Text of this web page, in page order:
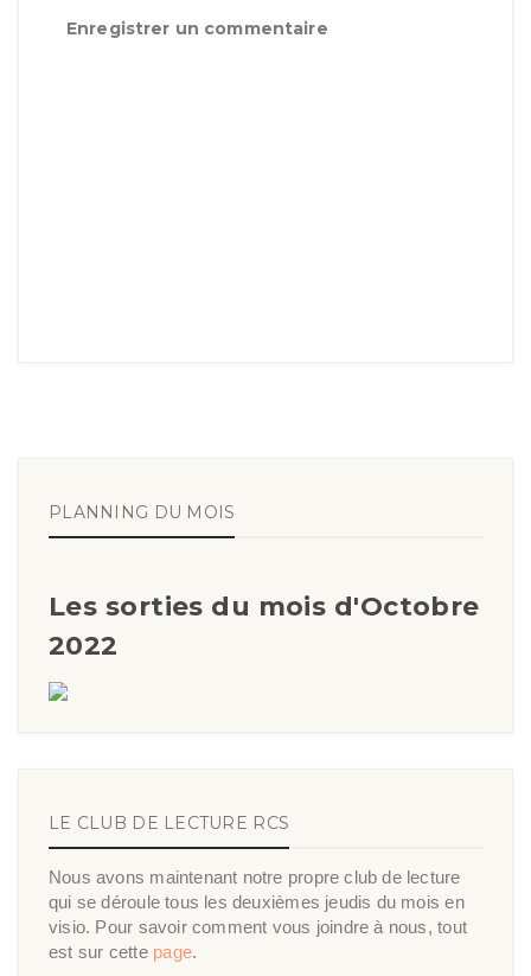
Enregistrer un commentaire
PLANNING DU MOIS
Les sorties du mois d'Octobre
2022
LE CLUB DE LECTURE RCS
Nous avons maintenant notre propre club de lecture
qui se déroule tous les deuxièmes jeudis du mois en
visio. Pour savoir comment vous joindre à nous, tout
est sur cette page.